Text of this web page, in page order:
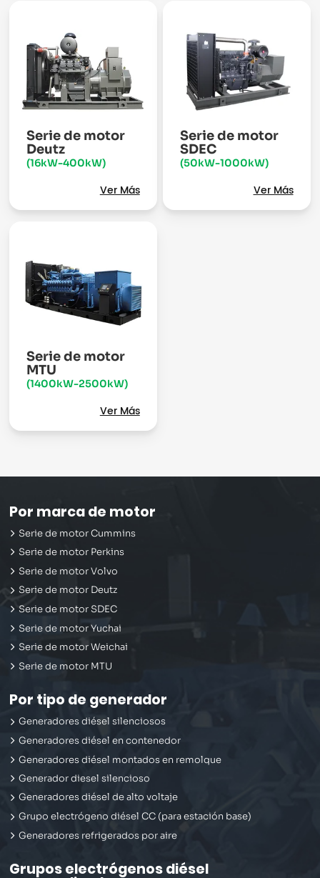
Serie de motor
Deutz
(16kW-400kW)
Ver Más
Serie de motor
SDEC
(50kW-1000kW)
Ver Más
Serie de motor
MTU
(1400kW-2500kW)
Ver Más
Por marca de motor
Serie de motor Cummins
Serie de motor Perkins
Serie de motor Volvo
Serie de motor Deutz
Serie de motor SDEC
Serie de motor Yuchai
Serie de motor Weichai
Serie de motor MTU
Por tipo de generador
Generadores diésel silenciosos
Generadores diésel en contenedor
Generadores diésel montados en remolque
Generador diesel silencioso
Generadores diésel de alto voltaje
Grupo electrógeno diésel CC (para estación base)
Generadores refrigerados por aire
Grupos electrógenos diésel